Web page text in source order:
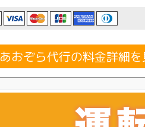
あおぞら代行の料金詳細を